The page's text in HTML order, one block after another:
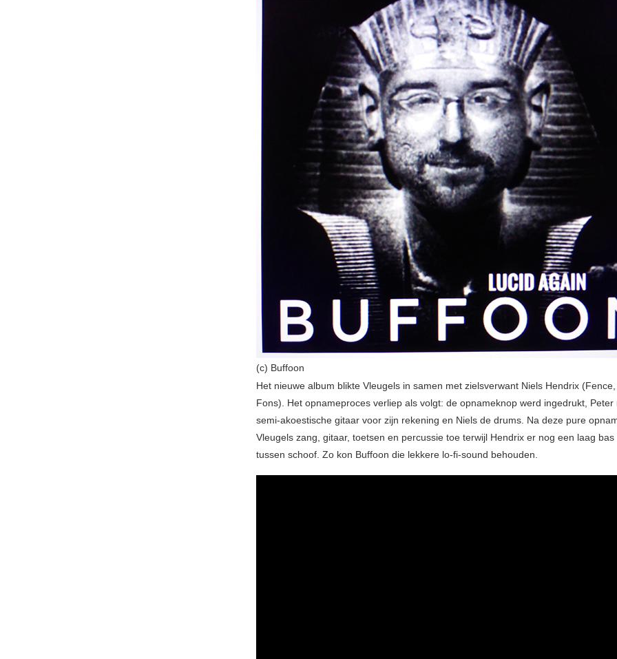
(c) Buffoon
Het nieuwe album blikte Vleugels in samen met zielsverwant Niels Hendrix
Fons). Het opnameproces verliep als volgt: de opnameknop werd ingedrukt, Peter
semi-akoestische gitaar voor zijn rekening en Niels de drums. Na deze pure
Vleugels zang, gitaar, toetsen en percussie toe terwijl Hendrix er nog een laag bas
tussen schoof. Zo kon Buffoon die lekkere lo-fi-sound behouden.